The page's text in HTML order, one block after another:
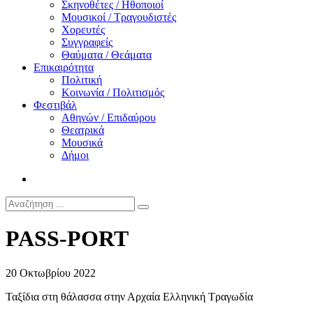
Σκηνοθέτες / Ηθοποιοί
Μουσικοί / Τραγουδιστές
Χορευτές
Συγγραφείς
Θαύματα / Θεάματα
Επικαιρότητα
Πολιτική
Κοινωνία / Πολιτισμός
Φεστιβάλ
Αθηνών / Επιδαύρου
Θεατρικά
Μουσικά
Δήμοι
PASS-PORT
20 Οκτωβρίου 2022
Ταξίδια στη θάλασσα στην Αρχαία Ελληνική Τραγωδία